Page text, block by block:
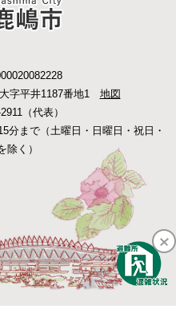
字平井1187番地1 地図
（代表）
分まで（土曜日・日曜日・祝日・
除く）